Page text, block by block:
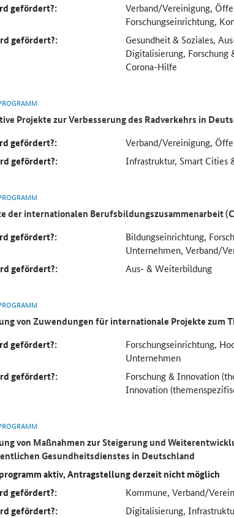
gefördert?:
Verband/Vereinigung,
Forschungseinrichtung,
gefördert?:
Gesundheit & Soziales,
Digitalisierung, Forschung
Corona-Hilfe
Projekte zur Verbesserung des Radverkehrs in
gefördert?:
Verband/Vereinigung,
gefördert?: Infrastruktur, Smart Cities
der internationalen Berufsbildungszusammenarbeit
gefördert?:
Bildungseinrichtung,
Unternehmen, Verband/
gefördert?: Aus- & Weiterbildung
von Zuwendungen für internationale Projekte zum
gefördert?:
Forschungseinrichtung,
Unternehmen
gefördert?:
Forschung & Innovation
Innovation
von Maßnahmen zur Steigerung und
Gesundheitsdienstes in Deutschland
aktiv, Antragstellung derzeit nicht möglich
gefördert?:
Kommune, Verband/
gefördert?: Digitalisierung,